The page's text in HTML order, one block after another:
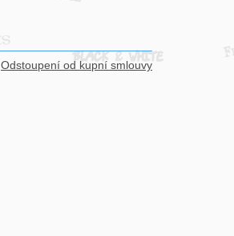
Odstoupení od kupní smlouvy